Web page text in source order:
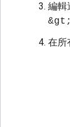
編輯
在所